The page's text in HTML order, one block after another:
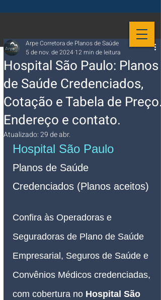
Hospital São Paulo: Planos
de Saúde Credenciados,
Cotação e Tabela de Preço.
Endereço e contato.
Arpe Corretora de Planos de Saúde
5 de nov. de 2024 12 min de leitura
Atualizado:29 de abr.
Hospital São Paulo
Planos de Saúde
Credenciados (Planos aceitos)
Confira às Operadoras e
Seguradoras de Plano de Saúde
Empresarial, Seguros de Saúde e
Convênios Médicos credenciadas,
com cobertura no Hospital São